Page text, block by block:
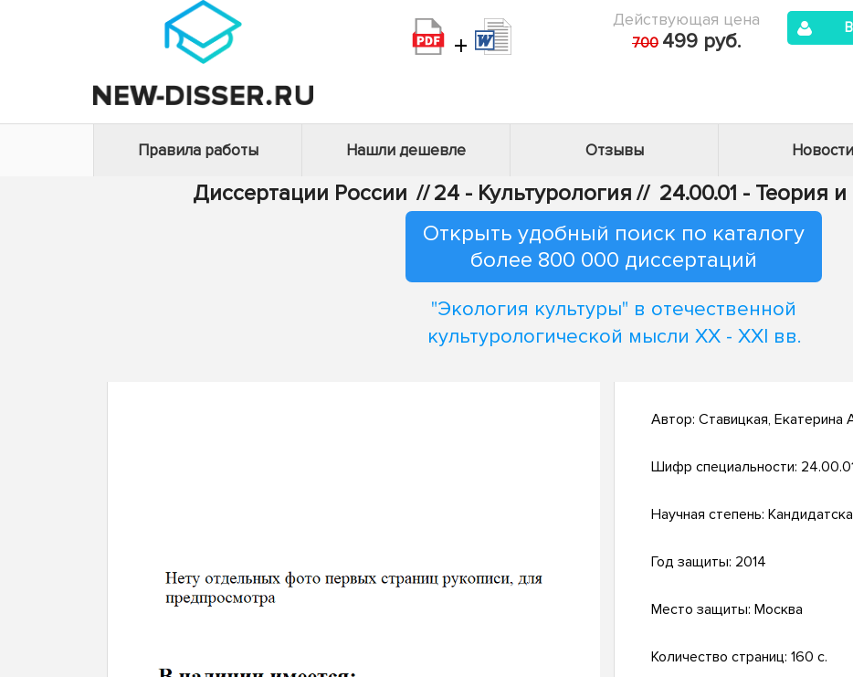
+
Действующая цена
700 499 руб.
Правила работы Нашли дешевле Отзывы Новости
Диссертации России // 24 - Культурология // 24.00.01 - Теория
Открыть удобный поиск по каталогу
более 800 000 диссертаций
"Экология культуры" в отечественной
культурологической мысли XX - XXI вв.
Автор: Ставицкая, Екатерина
Шифр специальности:
Научная степень:
Год защиты: 2014
Место защиты: Москва
Количество страниц: 160 с.